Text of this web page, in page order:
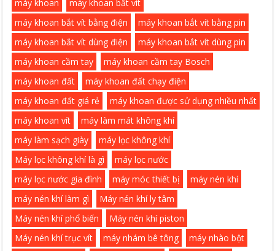
máy khoan
máy khoan bắt vít
máy khoan bắt vít bằng điện
máy khoan bắt vít bằng pin
máy khoan bắt vít dùng điện
máy khoan bắt vít dùng pin
máy khoan cầm tay
máy khoan cầm tay Bosch
máy khoan đất
máy khoan đất chạy điện
máy khoan đất giá rẻ
máy khoan được sử dụng nhiều nhất
máy khoan vít
máy làm mát không khí
máy làm sạch giày
máy lọc không khí
Máy lọc không khí là gì
máy lọc nước
máy lọc nước gia đình
máy móc thiết bị
máy nén khí
máy nén khí làm gì
Máy nén khí ly tâm
Máy nén khí phổ biến
Máy nén khí piston
Máy nén khí trục vít
máy nhám bê tông
máy nhào bột